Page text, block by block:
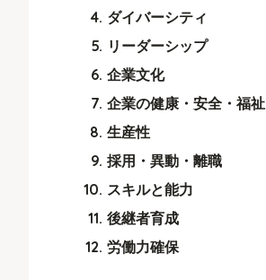
ダイバーシティ
リーダーシップ
企業文化
企業の健康・安全・福祉
生産性
採用・異動・離職
スキルと能力
後継者育成
労働力確保